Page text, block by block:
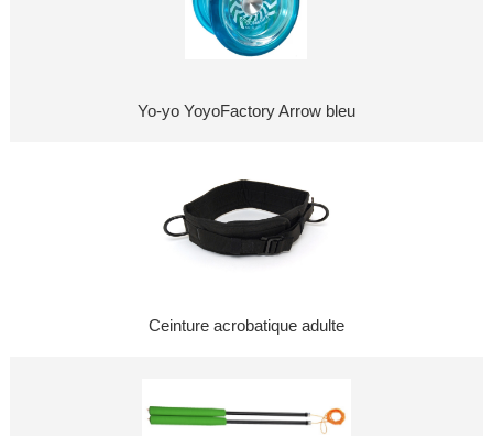
Yo-yo YoyoFactory Arrow bleu
Ceinture acrobatique adulte